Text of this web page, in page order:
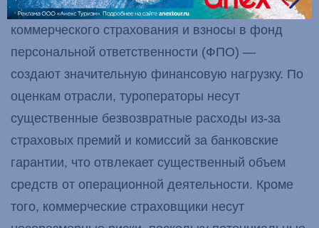
такие как банковские гарантии, полисы
коммерческого страхования и взносы в фонд
персональной ответственности (ФПО) —
создают значительную финансовую нагрузку. По
оценкам отрасли, туроператоры несут
существенные безвозвратные расходы из-за
страховых премий и комиссий за банковские
гарантии, что отвлекает существенный объем
средств от операционной деятельности. Кроме
того, коммерческие страховщики несут